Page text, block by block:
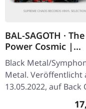
BAL-SAGOTH · The
Power Cosmic |
CLEAR/BLUE LP
Black Metal/
Metal. Veröffentlicht
13.05.2022, auf Back
Black. Clear Vinyl mit